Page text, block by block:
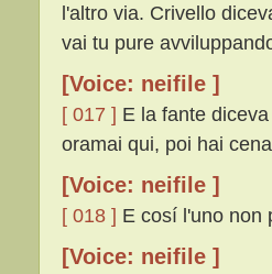
l'altro via. Crivello
vai tu pure
[Voice: neifile ]
[ 017 ] E la fante
oramai qui, poi hai
[Voice: neifile ]
[ 018 ] E cosí l'uno non
[Voice: neifile ]